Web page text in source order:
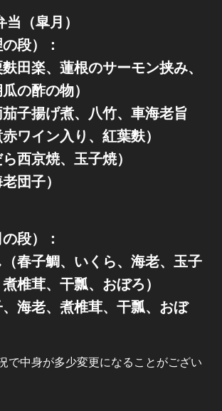
（皐月）
段）：
田楽、蓮根のサーモン挟み、
の酢の物）
茄子揚げ煮、八竹、車海老旨
ワイン入り、紅葉麩）
西京焼、玉子焼）
団子）
段）：
（春子鯛、いくら、海老、玉子
椎茸、干瓢、おぼろ）
、海老、煮椎茸、干瓢、おぼ
で中身が多少変更になることがござい